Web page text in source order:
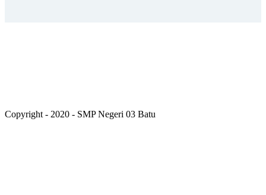
Copyright - 2020 - SMP Negeri 03 Batu